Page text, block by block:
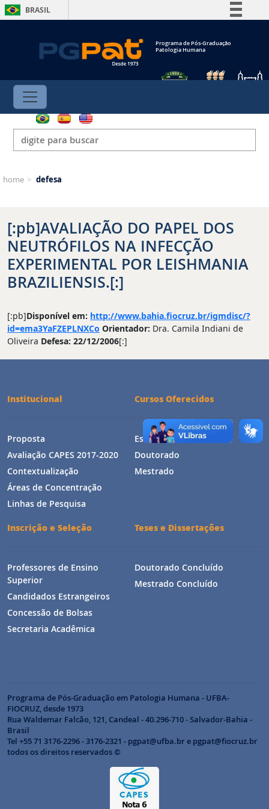
BRASIL
Comunica BR
Acesso à informação
Programa de Pós-Graduação
Patologia Humana
home > defesa
[:pb]AVALIAÇÃO DO PAPEL DOS
NEUTRÓFILOS NA INFECÇÃO
EXPERIMENTAL POR LEISHMANIA
BRAZILIENSIS.[:]
[:pb]Disponível em: http://www.bahia.fiocruz.br/igmdisc/?
id=ema3YaFZEPLNXCo Orientador: Dra. Camila Indiani de
Oliveira Defesa: 22/12/2006[:]
Institucional
Proposta
Avaliação CAPES 2017-2020
Contextualização
Áreas de Concentração
Linhas de Pesquisa
Cursos Oferecidos
Estrutura Curricular
Doutorado
Mestrado
Inscrição e Seleção
Professores de Ensino
Superior
Candidados Estrangeiros
Concessão de Bolsas
Secretaria Acadêmica
Teses e Dissertações
Doutorado Concluído
Mestrado Concluído
Programa de Pós-Graduação em Patologia Humana - UFBA-
FIOCRUZ, desde 1973
Rua Waldemar Falcão, 121, Candeal - 40.296-710 - Salvador-Bahia -
Brasil
Tel +55 71 3176-2296 - 3176-2321 - pgpat@ufba.br e pgpat@fiocruz.br
todos os direitos reservados ©